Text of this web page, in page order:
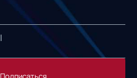
Подписаться